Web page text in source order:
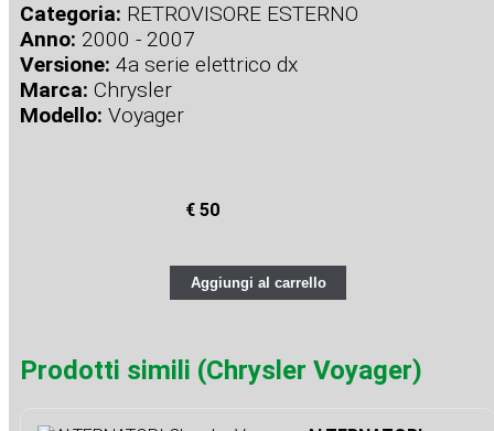
Categoria: RETROVISORE ESTERNO
Anno: 2000 - 2007
Versione: 4a serie elettrico dx
Marca: Chrysler
Modello: Voyager
€ 50
Aggiungi al carrello
Prodotti simili (Chrysler Voyager)